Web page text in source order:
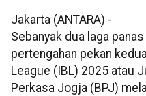
Jakarta (ANTARA) -
Sebanyak dua laga
pertengahan pekan
League (IBL) 2025 atau
Perkasa Jogja (BPJ)